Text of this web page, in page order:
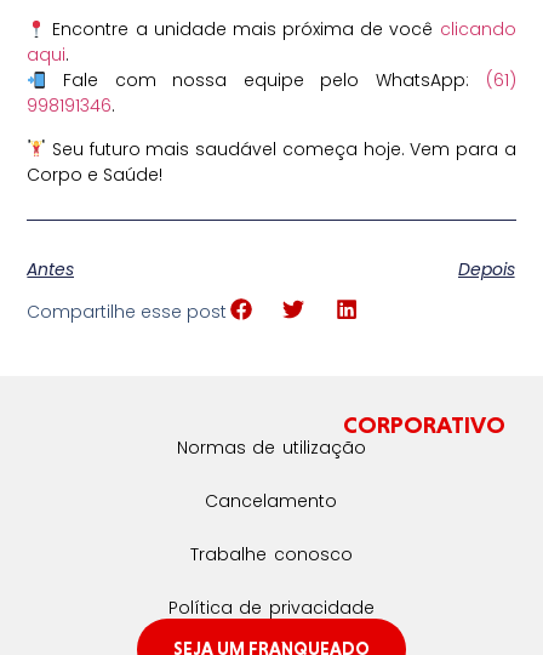
Encontre a unidade mais próxima de você clicando
aqui.
Fale com nossa equipe pelo WhatsApp: (61)
998191346.
Seu futuro mais saudável começa hoje. Vem para a
Corpo e Saúde!
Antes
Depois
Compartilhe esse post
CORPORATIVO
Normas de utilização
Cancelamento
Trabalhe conosco
Política de privacidade
SEJA UM FRANQUEADO